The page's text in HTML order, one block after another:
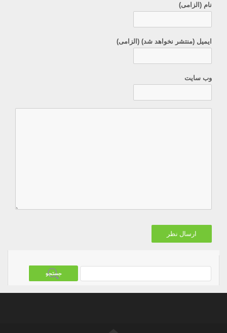
نام (الزامی)
ایمیل (منتشر نخواهد شد) (الزامی)
وب سایت